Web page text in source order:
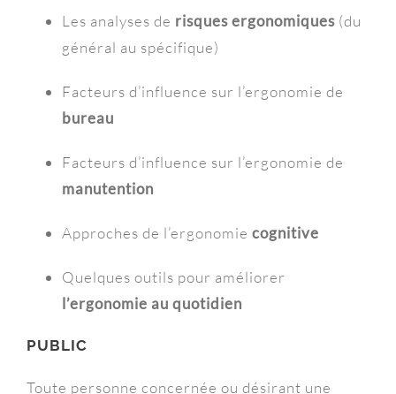
Les analyses de risques ergonomiques(du
général au spécifique)
Facteurs d’influence sur l’ergonomie de
bureau
Facteurs d’influence sur l’ergonomie de
manutention
Approches de l’ergonomie cognitive
Quelques outils pour améliorer
l’ergonomie au quotidien
PUBLIC
Toute personne concernée ou désirant une